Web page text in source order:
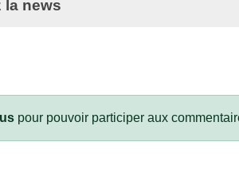
la news
pour pouvoir participer aux